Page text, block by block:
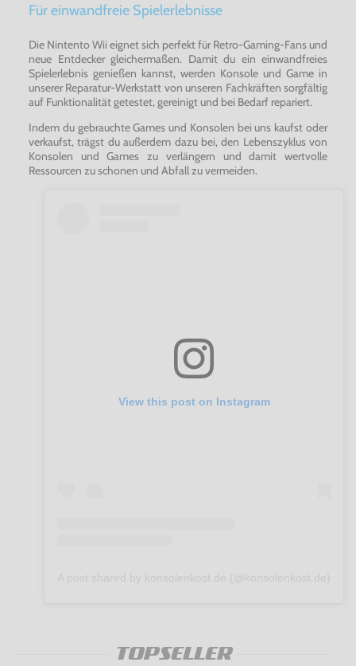
Für einwandfreie Spielerlebnisse
Die Nintento Wii eignet sich perfekt für Retro-Gaming-Fans und
neue Entdecker gleichermaßen. Damit du ein einwandfreies
Spielerlebnis genießen kannst, werden Konsole und Game in
unserer Reparatur-Werkstatt von unseren Fachkräften sorgfältig
auf Funktionalität getestet, gereinigt und bei Bedarf repariert.
Indem du gebrauchte Games und Konsolen bei uns kaufst oder
verkaufst, trägst du außerdem dazu bei, den Lebenszyklus von
Konsolen und Games zu verlängern und damit wertvolle
Ressourcen zu schonen und Abfall zu vermeiden.
View this post on Instagram
TOPSELLER